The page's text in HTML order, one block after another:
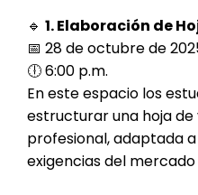
🔹 1. Elaboración de
📅 28 de octubre de
🕕 6:00 p.m.
En este espacio los
estructurar una hoja
profesional, adaptada
exigencias del